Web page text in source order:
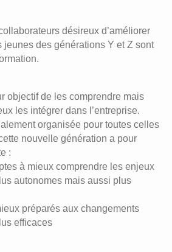
désireux d’améliorer
jeunes des générations Y et Z sont
objectif de les comprendre mais
les intégrer dans l’entreprise.
organisée pour toutes celles
nouvelle génération a pour
:
à mieux comprendre les enjeux
autonomes mais aussi plus
préparés aux changements
efficaces